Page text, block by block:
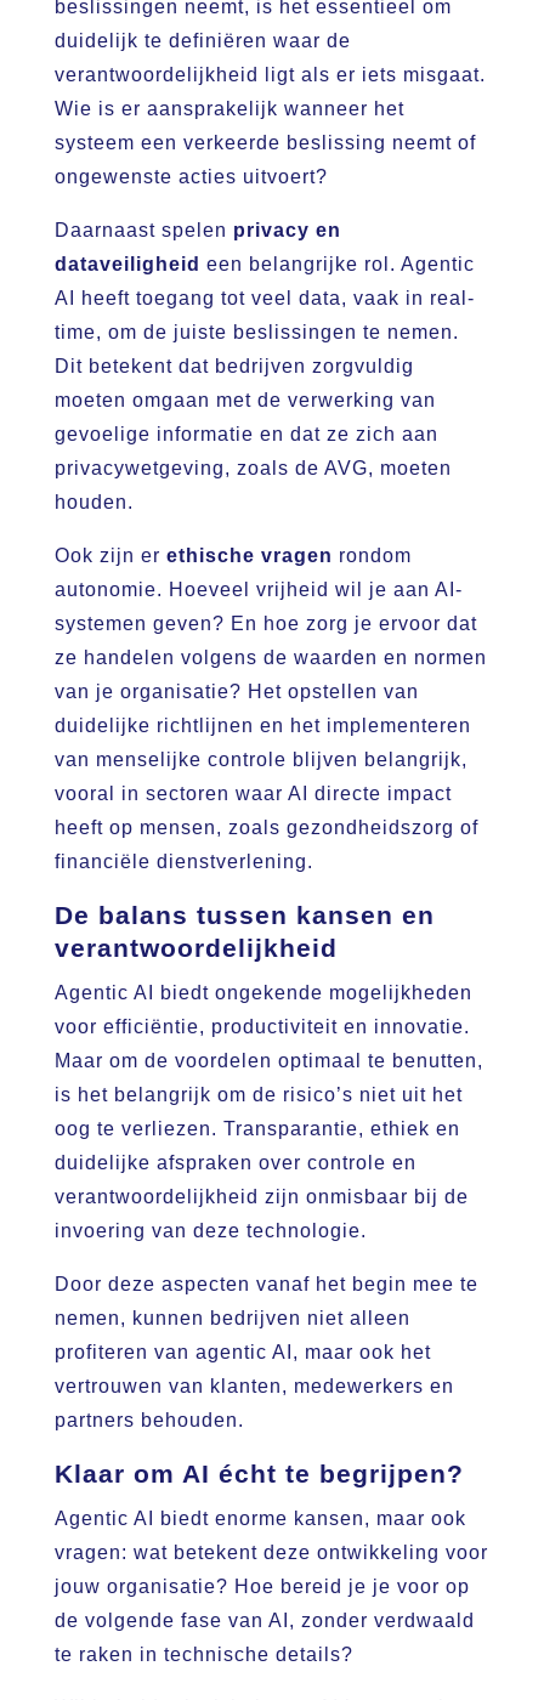
beslissingen neemt, is het essentieel om
duidelijk te definiëren waar de
verantwoordelijkheid ligt als er iets misgaat.
Wie is er aansprakelijk wanneer het
systeem een verkeerde beslissing neemt of
ongewenste acties uitvoert?
Daarnaast spelen privacy en
dataveiligheid een belangrijke rol. Agentic
AI heeft toegang tot veel data, vaak in real-
time, om de juiste beslissingen te nemen.
Dit betekent dat bedrijven zorgvuldig
moeten omgaan met de verwerking van
gevoelige informatie en dat ze zich aan
privacywetgeving, zoals de AVG, moeten
houden.
Ook zijn er ethische vragen rondom
autonomie. Hoeveel vrijheid wil je aan AI-
systemen geven? En hoe zorg je ervoor dat
ze handelen volgens de waarden en normen
van je organisatie? Het opstellen van
duidelijke richtlijnen en het implementeren
van menselijke controle blijven belangrijk,
vooral in sectoren waar AI directe impact
heeft op mensen, zoals gezondheidszorg of
financiële dienstverlening.
De balans tussen kansen en
verantwoordelijkheid
Agentic AI biedt ongekende mogelijkheden
voor efficiëntie, productiviteit en innovatie.
Maar om de voordelen optimaal te benutten,
is het belangrijk om de risico’s niet uit het
oog te verliezen. Transparantie, ethiek en
duidelijke afspraken over controle en
verantwoordelijkheid zijn onmisbaar bij de
invoering van deze technologie.
Door deze aspecten vanaf het begin mee te
nemen, kunnen bedrijven niet alleen
profiteren van agentic AI, maar ook het
vertrouwen van klanten, medewerkers en
partners behouden.
Klaar om AI écht te begrijpen?
Agentic AI biedt enorme kansen, maar ook
vragen: wat betekent deze ontwikkeling voor
jouw organisatie? Hoe bereid je je voor op
de volgende fase van AI, zonder verdwaald
te raken in technische details?